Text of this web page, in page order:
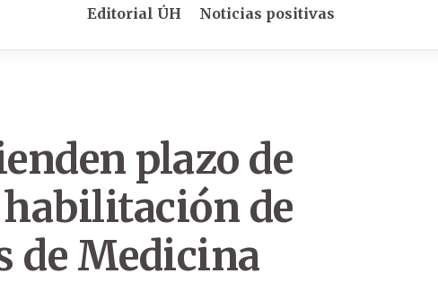
Editorial ÚH Noticias positivas
plazo de
de
de Medicina